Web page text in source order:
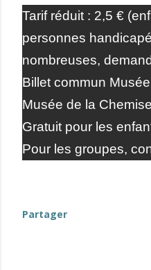
Tarif réduit : 2,5 €
personnes
nombreuses,
Billet commun
Musée de la
Gratuit pour les
Pour les groupes,
Partager